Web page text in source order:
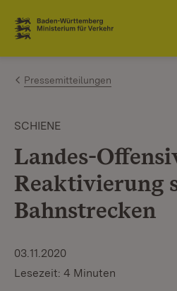
Zum Inhalt springen
Link zur Startseite
Pressemitteilungen
SCHIENE
Landes-
Reaktivierung
Bahnstrecken
03.11.2020
Lesezeit: 4 Minuten